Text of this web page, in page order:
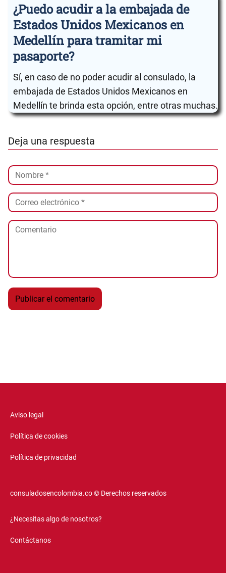
¿Puedo acudir a la embajada de
Estados Unidos Mexicanos en
Medellín para tramitar mi
pasaporte?
Sí, en caso de no poder acudir al consulado, la
embajada de Estados Unidos Mexicanos en
Medellín te brinda esta opción, entre otras muchas.
Deja una respuesta
Aviso legal
Política de cookies
Política de privacidad
consuladosencolombia.co © Derechos reservados
¿Necesitas algo de nosotros?
Contáctanos